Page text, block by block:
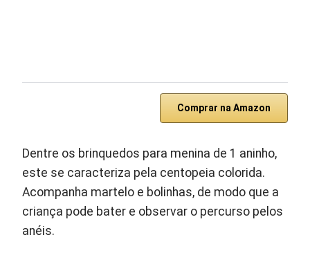
Comprar na Amazon
Dentre os brinquedos para menina de 1 aninho,
este se caracteriza pela centopeia colorida.
Acompanha martelo e bolinhas, de modo que a
criança pode bater e observar o percurso pelos
anéis.